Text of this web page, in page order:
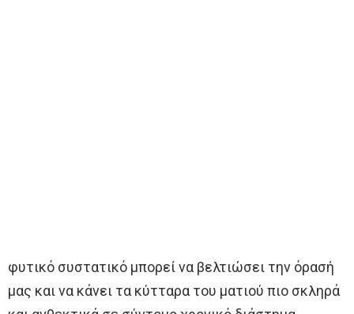
φυτικό συστατικό μπορεί να βελτιώσει την όρασή
μας και να κάνει τα κύτταρα του ματιού πιο σκληρά